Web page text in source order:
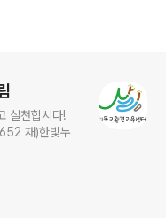
실천합시다!
재)한빛누